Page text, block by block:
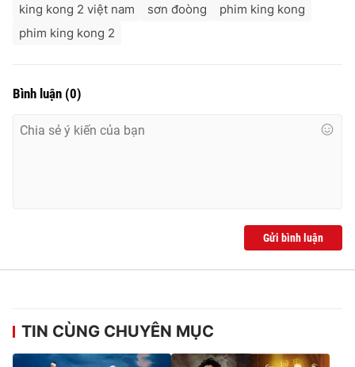
king kong 2 việt nam
sơn đoòng
phim king kong
phim king kong 2
Bình luận (0)
Gửi bình luận
TIN CÙNG CHUYÊN MỤC